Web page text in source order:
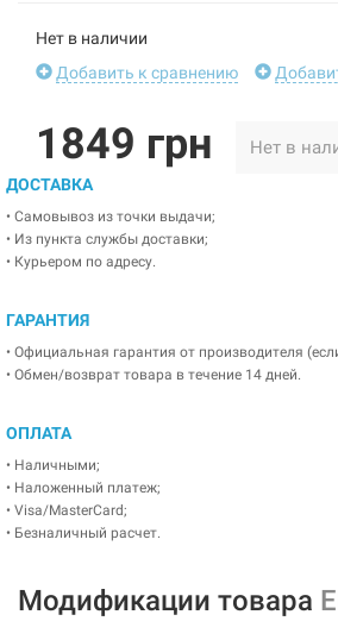
Нет в наличии
Добавить к сравнению
1849 грн Нет в
ДОСТАВКА
• Самовывоз из точки выдачи;
• Из пункта службы доставки;
• Курьером по адресу.
ГАРАНТИЯ
• Официальная гарантия от производителя
• Обмен/возврат товара в течение 14 дней.
ОПЛАТА
• Наличными;
• Наложенный платеж;
• Visa/MasterCard;
• Безналичный расчет.
Модификации товара